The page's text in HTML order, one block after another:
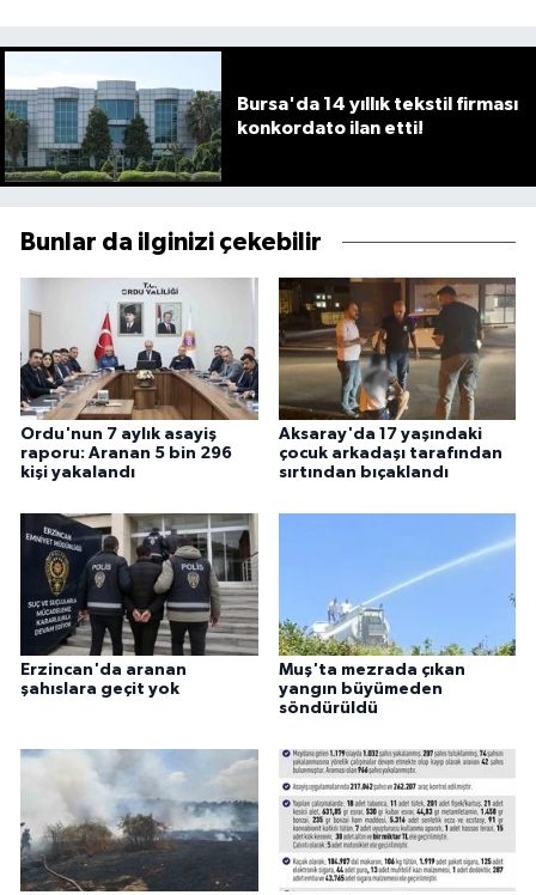
Bursa'da 14 yıllık tekstil firması
konkordato ilan etti!
Bunlar da ilginizi çekebilir
Ordu'nun 7 aylık asayiş
raporu: Aranan 5 bin 296
kişi yakalandı
Aksaray'da 17 yaşındaki
çocuk arkadaşı tarafından
sırtından bıçaklandı
Erzincan'da aranan
şahıslara geçit yok
Muş'ta mezrada çıkan
yangın büyümeden
söndürüldü